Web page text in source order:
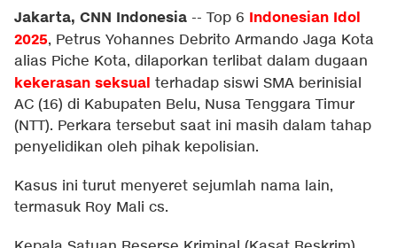
Jakarta, CNN Indonesia -- Top 6 Indonesian Idol
2025, Petrus Yohannes Debrito Armando Jaga Kota
alias Piche Kota, dilaporkan terlibat dalam dugaan
kekerasan seksual terhadap siswi SMA berinisial
AC (16) di Kabupaten Belu, Nusa Tenggara Timur
(NTT). Perkara tersebut saat ini masih dalam tahap
penyelidikan oleh pihak kepolisian.
Kasus ini turut menyeret sejumlah nama lain,
termasuk Roy Mali cs.